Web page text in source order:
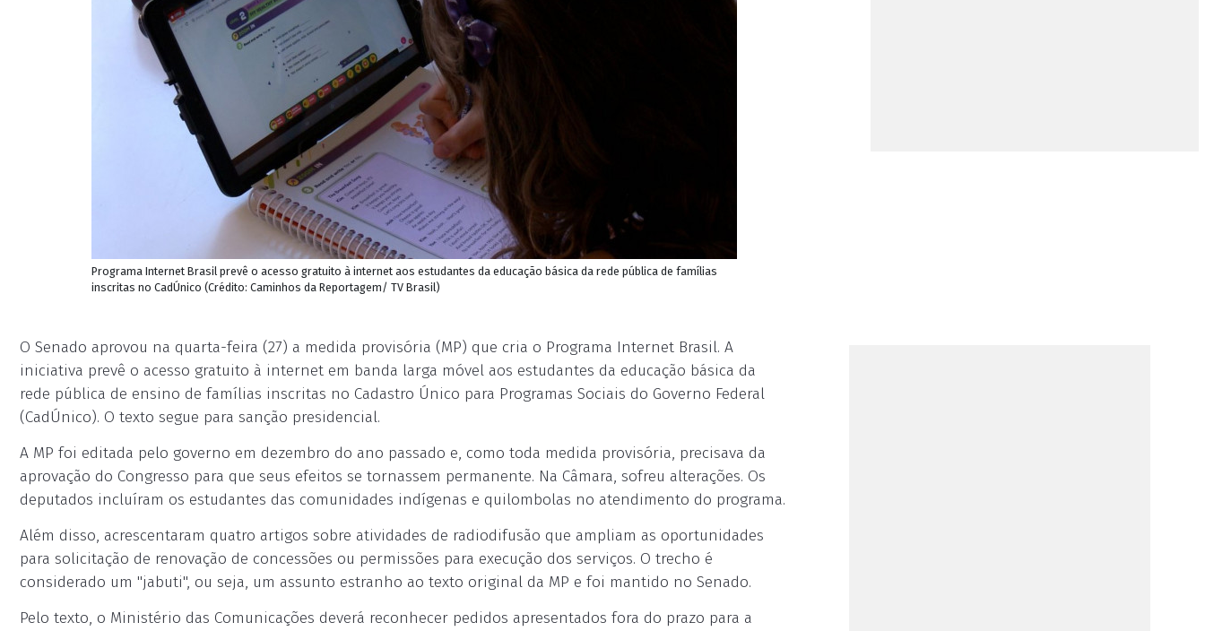
Programa Internet Brasil prevê o acesso gratuito à internet aos estudantes da educação básica da rede pública de famílias
inscritas no CadÚnico (Crédito: Caminhos da Reportagem/ TV Brasil)
O Senado aprovou na quarta-feira (27) a medida provisória (MP) que cria o Programa Internet Brasil. A
iniciativa prevê o acesso gratuito à internet em banda larga móvel aos estudantes da educação básica da
rede pública de ensino de famílias inscritas no Cadastro Único para Programas Sociais do Governo Federal
(CadÚnico). O texto segue para sanção presidencial.
A MP foi editada pelo governo em dezembro do ano passado e, como toda medida provisória, precisava da
aprovação do Congresso para que seus efeitos se tornassem permanente. Na Câmara, sofreu alterações. Os
deputados incluíram os estudantes das comunidades indígenas e quilombolas no atendimento do programa.
Além disso, acrescentaram quatro artigos sobre atividades de radiodifusão que ampliam as oportunidades
para solicitação de renovação de concessões ou permissões para execução dos serviços. O trecho é
considerado um "jabuti", ou seja, um assunto estranho ao texto original da MP e foi mantido no Senado.
Pelo texto, o Ministério das Comunicações deverá reconhecer pedidos apresentados fora do prazo para a